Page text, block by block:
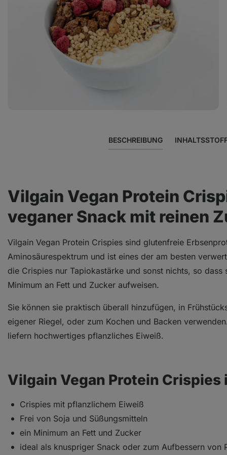
BESCHREIBUNG
Vilgain Vegan Protein
veganer Snack mit reinen
Vilgain Vegan Protein Crispies sind glutenfreie
Aminosäurespektrum und ist eines der am besten
die Crispies nur Tapiokastärke und sonst nichts, so
Minimum an Fett und Zucker aufweisen.
Sie können sie praktisch überall hinzufügen, in
eigener Riegel, oder zum Kochen und Backen
liefern hochwertiges pflanzliches Eiweiß.
Vilgain Vegan Protein Crispies
Crispies mit pflanzlichem Eiweiß
Frei von Soja und Süßungsmitteln
ein Minimum an Fett und Zucker
ideal als knuspriger Snack oder zum Aufbessern von